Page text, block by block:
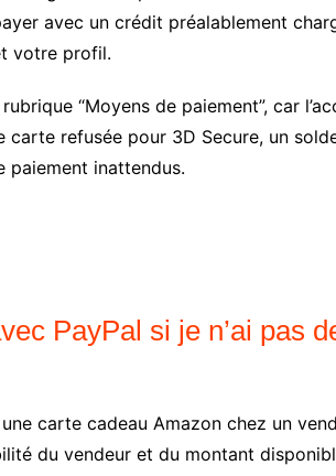
avec un crédit préalablement
votre profil.
“Moyens de paiement”, car
refusée pour 3D Secure, un
paiement inattendus.
PayPal si je n’ai pas
carte cadeau Amazon chez un
du vendeur et du montant